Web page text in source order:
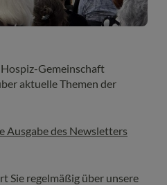
Gemeinschaft
aktuelle Themen der
Ausgabe des Newsletters
Sie regelmäßig über unsere